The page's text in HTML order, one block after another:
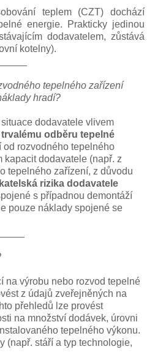
teplem (CZT) dochází
energie. Prakticky jedinou
dodavatelem, zůstává
kotelny).
tepelného zařízení
hradí?
dodavatele vlivem
odběru tepelné
rozvodného tepelného
dodavatele (např. z
tepelného zařízení, z důvodu
rizika dodavatele
s případnou demontáží
pouze náklady spojené se
na výrobu nebo rozvod tepelné
z údajů zveřejněných na
přehledů lze provést
na množství dodávek, úrovni
tepelného výkonu.
(např. stáří a typ technologie,